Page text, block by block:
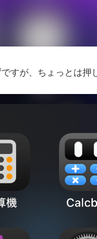
すが、ちょっとは押